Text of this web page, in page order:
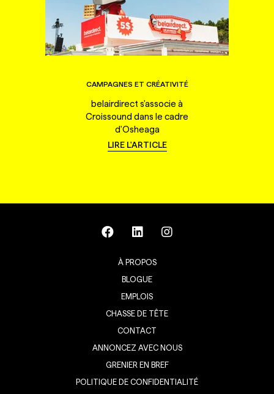
CAMPAGNES ET CRÉATIVITÉ
belairdirect s'associe à
Croissound dans le cadre
d'Osheaga
LIRE L'ARTICLE
À PROPOS
BLOGUE
EMPLOIS
CHASSE DE TÊTE
CONTACT
ANNONCEZ AVEC NOUS
GRENIER EN BREF
POLITIQUE DE CONFIDENTIALITÉ